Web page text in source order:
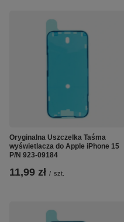
Oryginalna Uszczelka Taśma
wyświetlacza do Apple iPhone 15
P/N 923-09184
11,99 zł / szt.